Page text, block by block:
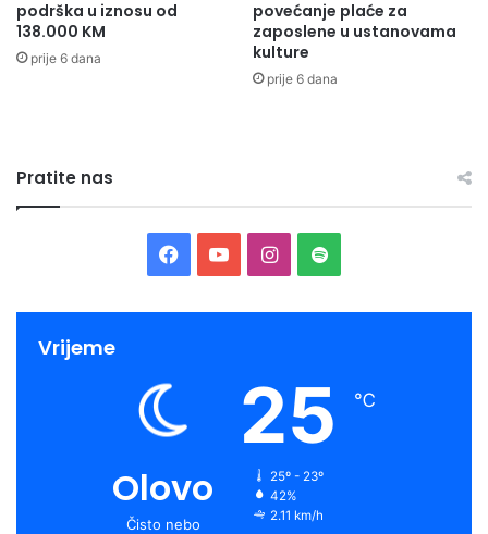
podrška u iznosu od
138.000 KM
prije 6 dana
povećanje plaće za
zaposlene u ustanovama
kulture
prije 6 dana
Pratite nas
Facebook
YouTubeInstagram
Spotify
Vrijeme
Olovo
Čisto nebo
25 ℃
25º - 23º
42%
2.11 km/h